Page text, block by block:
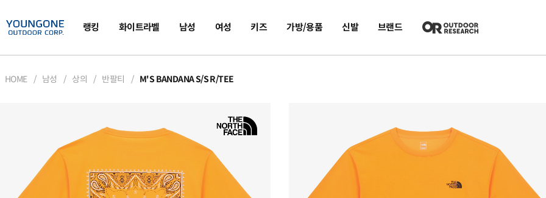
랭킹 화이트라벨 남성 여성 키즈 가방/용품 신발 브랜드
HOME 남성 상의 반팔티 M'S BANDANA S/S R/TEE